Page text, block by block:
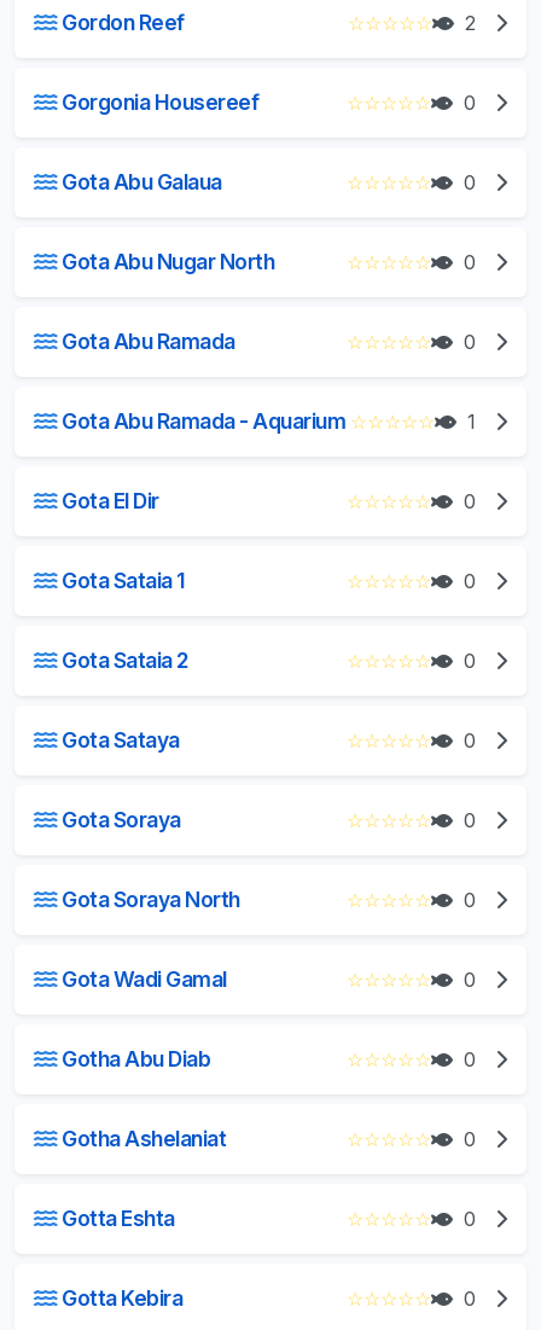
Gordon Reef ☆☆☆☆☆ 2
Gorgonia Housereef ☆☆☆☆☆ 0
Gota Abu Galaua ☆☆☆☆☆ 0
Gota Abu Nugar North ☆☆☆☆☆ 0
Gota Abu Ramada ☆☆☆☆☆ 0
Gota Abu Ramada - Aquarium ☆☆☆☆☆ 1
Gota El Dir ☆☆☆☆☆ 0
Gota Sataia 1 ☆☆☆☆☆ 0
Gota Sataia 2 ☆☆☆☆☆ 0
Gota Sataya ☆☆☆☆☆ 0
Gota Soraya ☆☆☆☆☆ 0
Gota Soraya North ☆☆☆☆☆ 0
Gota Wadi Gamal ☆☆☆☆☆ 0
Gotha Abu Diab ☆☆☆☆☆ 0
Gotha Ashelaniat ☆☆☆☆☆ 0
Gotta Eshta ☆☆☆☆☆ 0
Gotta Kebira ☆☆☆☆☆ 0